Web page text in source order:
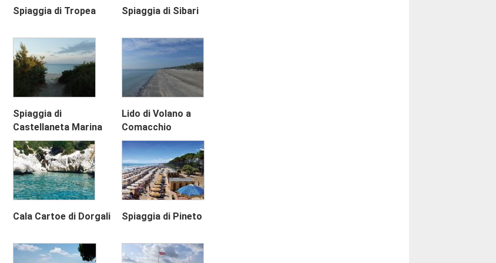
Spiaggia di Tropea Spiaggia di Sibari
Spiaggia di
Castellaneta Marina
Lido di Volano a
Comacchio
Cala Cartoe di Dorgali Spiaggia di Pineto